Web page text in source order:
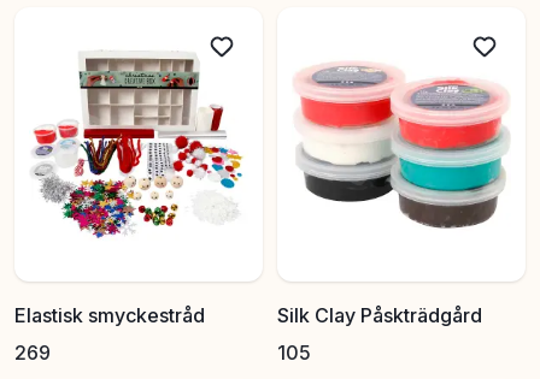
Elastisk smyckestråd
269
Silk Clay Påskträdgård
105